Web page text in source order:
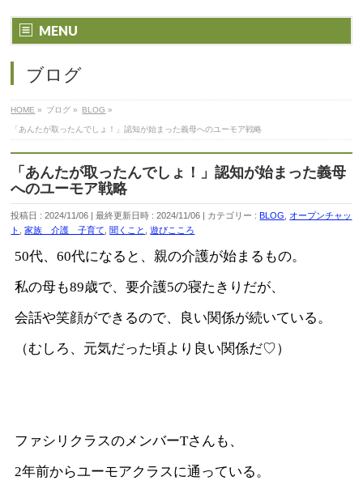
MENU
ブログ
HOME » ブログ » BLOG »
「あんたが取ったんでしょ！」認知が始まった義母へのユーモア戦略
「あんたが取ったんでしょ！」認知が始まった義母
へのユーモア戦略
投稿日 : 2024/11/06 最終更新日時 : 2024/11/06 カテゴリー :BLOG
オープンチャッ
ト
,家族 介護 子育て ,聞くこと ,遊びこころ
50代、60代になると、親の介護が始まるもの。
私の母も89歳で、要介護5の寝たきりだが、
会話や笑顔ができるので、良い関係が続いている。
（むしろ、元気だった頃より良い関係だ♡）
ファシリクラスのメンバーTさんも、
2年前からユーモアクラスに通っている。